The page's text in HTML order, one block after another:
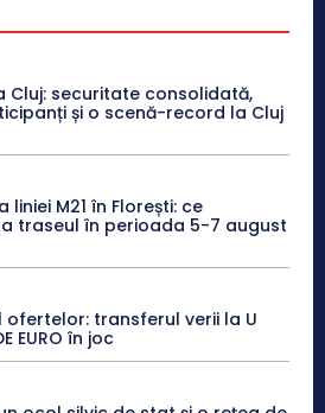
Cluj: securitate consolidată,
și o scenă-record la Cluj
M21 în Florești: ce
traseul în perioada 5-7 august
ofertelor: transferul verii la U
EURO în joc